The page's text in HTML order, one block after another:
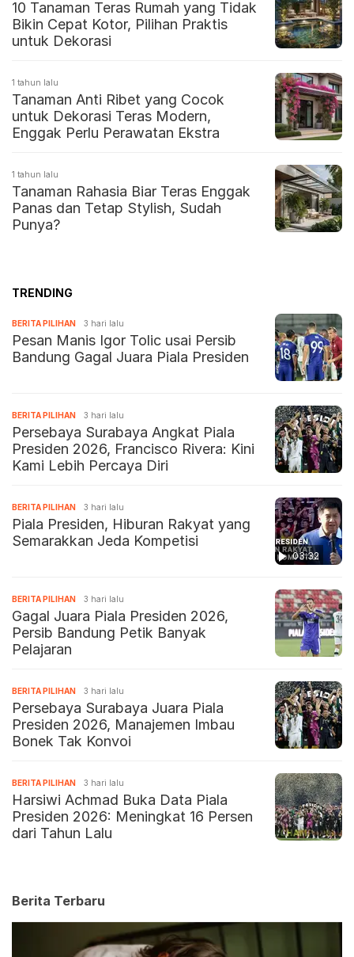
10 Tanaman Teras Rumah yang Tidak
Bikin Cepat Kotor, Pilihan Praktis
untuk Dekorasi
1 tahun lalu
Tanaman Anti Ribet yang Cocok
untuk Dekorasi Teras Modern,
Enggak Perlu Perawatan Ekstra
1 tahun lalu
Tanaman Rahasia Biar Teras Enggak
Panas dan Tetap Stylish, Sudah
Punya?
TRENDING
BERITA PILIHAN 3 hari lalu
Pesan Manis Igor Tolic usai Persib
Bandung Gagal Juara Piala Presiden
BERITA PILIHAN 3 hari lalu
Persebaya Surabaya Angkat Piala
Presiden 2026, Francisco Rivera: Kini
Kami Lebih Percaya Diri
03:32
BERITA PILIHAN 3 hari lalu
Piala Presiden, Hiburan Rakyat yang
Semarakkan Jeda Kompetisi
BERITA PILIHAN 3 hari lalu
Gagal Juara Piala Presiden 2026,
Persib Bandung Petik Banyak
Pelajaran
BERITA PILIHAN 3 hari lalu
Persebaya Surabaya Juara Piala
Presiden 2026, Manajemen Imbau
Bonek Tak Konvoi
BERITA PILIHAN 3 hari lalu
Harsiwi Achmad Buka Data Piala
Presiden 2026: Meningkat 16 Persen
dari Tahun Lalu
Berita Terbaru